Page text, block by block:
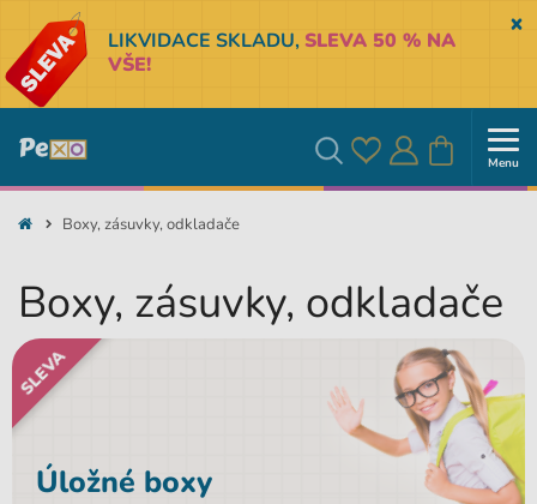
LIKVIDACE SKLADU,SLEVA 50 % NA
VŠE!
Vyhledávání
OblíbenéPřihlásit
Košík Menu
Boxy, zásuvky, odkladače
Boxy, zásuvky, odkladače
SLEVA
Úložné boxy